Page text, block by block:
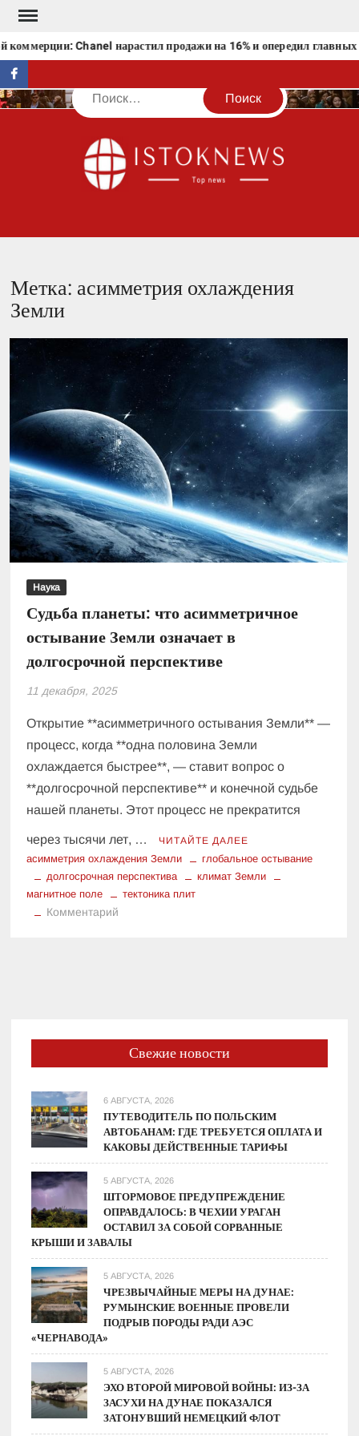
Перейти
содержимомуChanel нарастил продажи на 16% и опередил главных
facebook
Поиск
Метка: асимметрия охлаждения
Земли
Наука
Судьба планеты: что асимметричное
остывание Земли означает в
долгосрочной перспективе
11 декабря, 2025
Открытие **асимметричного остывания Земли** —
процесс, когда **одна половина Земли
охлаждается быстрее**, — ставит вопрос о
**долгосрочной перспективе** и конечной судьбе
нашей планеты. Этот процесс не прекратится
через тысячи лет, … ЧИТАЙТЕ ДАЛЕЕ
асимметрия охлаждения Земли
глобальное остывание
долгосрочная перспектива
климат Земли
магнитное поле
тектоника плит
Комментарий
означает
перспективе
Свежие новости
6 АВГУСТА, 2026
ПУТЕВОДИТЕЛЬ ПО ПОЛЬСКИМ
АВТОБАНАМ: ГДЕ ТРЕБУЕТСЯ ОПЛАТА И
КАКОВЫ ДЕЙСТВЕННЫЕ ТАРИФЫ
5 АВГУСТА, 2026
ШТОРМОВОЕ ПРЕДУПРЕЖДЕНИЕ
ОПРАВДАЛОСЬ: В ЧЕХИИ УРАГАН
ОСТАВИЛ ЗА СОБОЙ СОРВАННЫЕ
КРЫШИ И ЗАВАЛЫ
5 АВГУСТА, 2026
ЧРЕЗВЫЧАЙНЫЕ МЕРЫ НА ДУНАЕ:
РУМЫНСКИЕ ВОЕННЫЕ ПРОВЕЛИ
ПОДРЫВ ПОРОДЫ РАДИ АЭС
«ЧЕРНАВОДА»
5 АВГУСТА, 2026
ЭХО ВТОРОЙ МИРОВОЙ ВОЙНЫ: ИЗ-ЗА
ЗАСУХИ НА ДУНАЕ ПОКАЗАЛСЯ
ЗАТОНУВШИЙ НЕМЕЦКИЙ ФЛОТ